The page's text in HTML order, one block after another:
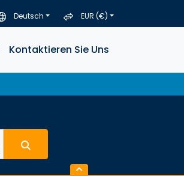
Deutsch EUR (€)
Kontaktieren Sie Uns